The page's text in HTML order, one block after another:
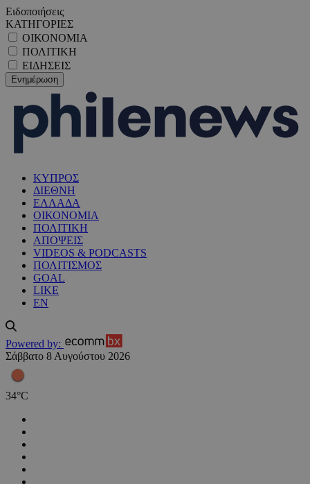
Ειδοποιήσεις
ΚΑΤΗΓΟΡΙΕΣ
ΟΙΚΟΝΟΜΙΑ
ΠΟΛΙΤΙΚΗ
ΕΙΔΗΣΕΙΣ
ΚΥΠΡΟΣ
ΔΙΕΘΝΗ
ΕΛΛΑΔΑ
ΟΙΚΟΝΟΜΙΑ
ΠΟΛΙΤΙΚΗ
ΑΠΟΨΕΙΣ
VIDEOS & PODCASTS
ΠΟΛΙΤΙΣΜΟΣ
GOAL
LIKE
EN
Powered by:
Σάββατο 8 Αυγούστου 2026
34°C